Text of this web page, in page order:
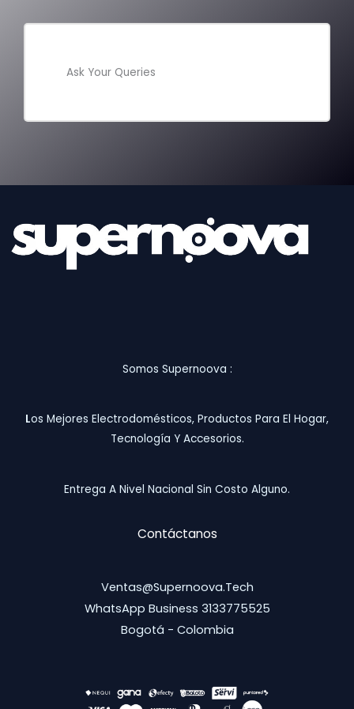
Ask Your Queries
Somos Supernoova :
LOs Mejores Electrodomésticos, Productos Para El Hogar,
Tecnología Y Accesorios.
Entrega A Nivel Nacional Sin Costo Alguno.
Contáctanos
Ventas@supernoova.tech
WhatsApp Business 3133775525
Bogotá - Colombia